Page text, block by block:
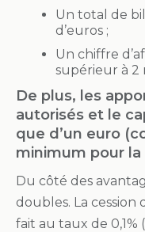
Un total de
d’euros ;
Un chiffre
supérieur à 2
De plus, les
autorisés et le
que d’un euro
minimum pour la
Du côté des
doubles. La cession
fait au taux de